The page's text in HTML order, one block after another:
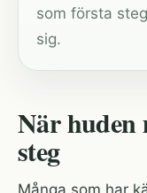
som första
sig.
När huden
steg
Många som har